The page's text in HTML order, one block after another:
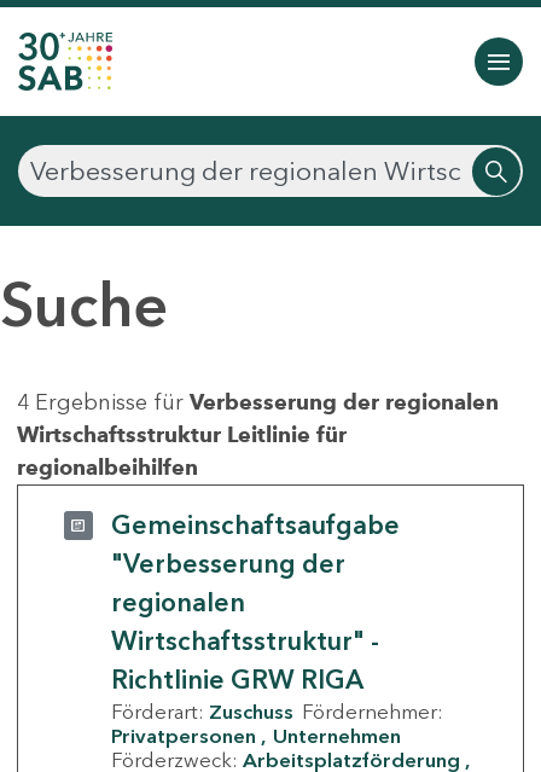
Suche
4 Ergebnisse für Verbesserung der regionalen
Wirtschaftsstruktur Leitlinie für
regionalbeihilfen
Gemeinschaftsaufgabe
"Verbesserung der
regionalen
Wirtschaftsstruktur" -
Richtlinie GRW RIGA
Förderart: Zuschuss Fördernehmer:
Privatpersonen
Unternehmen
Förderzweck: Arbeitsplatzförderung